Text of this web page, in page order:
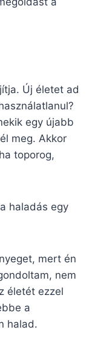
Új életet ad
egy újabb
meg. Akkor
toporog,
haladás egy
mert én
nem
életét ezzel
a
halad.